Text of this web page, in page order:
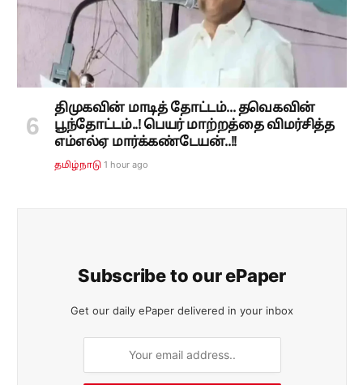
திமுகவின் மாடித் தோட்டம்... தவெகவின்
பூந்தோட்டம்..! பெயர் மாற்றத்தை விமர்சித்த
எம்எல்ஏ மார்க்கண்டேயன்..!!
தமிழ்நாடு 1 hour ago
Subscribe to our ePaper
Get our daily ePaper delivered in your inbox